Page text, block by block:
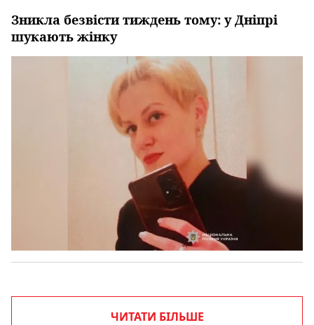
Зникла безвісти тиждень тому: у Дніпрі
шукають жінку
ЧИТАТИ БІЛЬШЕ